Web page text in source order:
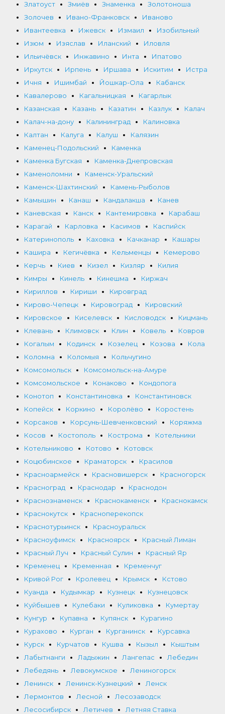
Златоуст Змиёв Знаменка
Золотоноша
Золочев
Ивано-Франковск
Иваново
Ивантеевка
Ижевск Измаил
Изобильный
Изюм
Изяслав Иланский
Иловля
Ильичёвск
Инжавино Инта
Ипатово
Иркутск
Ирпень Иршава Искитим
Истра
Ичня
Ишимбай Йошкар-Ола
Кабанск
Кавалерово
Кагальницкая
Кагарлык
Казанская
Казань Казатин Казлук
Калач
Калач-на-дону
Калининград
Калиновка
Калтан
Калуга Калуш
Калязин
Каменец-Подольский
Каменка
Каменка Бугская
Каменка-Днепровская
Каменоломни
Каменск-Уральский
Каменск-Шахтинский
Камень-Рыболов
Камышин
Канаш Кандалакша
Канев
Каневская
Канск Кантемировка
Карабаш
Карагай
Карловка Касимов
Каспийск
Катеринополь
Каховка Качканар
Кашары
Кашира
Кегичёвка Кельменцы
Кемерово
Керчь
Киев Кизел Кизляр
Килия
Кимры
Кинель Кинешма
Киржач
Кириллов
Кириши
Кировград
Кирово-Чепецк
Кировоград
Кировский
Кировское
Киселевск Кисловодск
Кицмань
Клевань
Климовск Клин Ковель
Ковров
Когалым
Кодинск Козелец Козова
Кола
Коломна
Коломыя
Кольчугино
Комсомольск
Комсомольск-на-Амуре
Комсомольское
Конаково
Кондопога
Конотоп
Константиновка
Константиновск
Копейск
Коркино Королёво
Коростень
Корсаков
Корсунь-Шевченковский
Коряжма
Косов
Костополь Кострома
Котельники
Котельниково
Котово
Котовск
Коцюбинское
Краматорск
Красилов
Красноармейск
Красновишерск
Красногорск
Красноград
Краснодар
Краснодон
Краснознаменск
Краснокаменск
Краснокамск
Краснокутск
Красноперекопск
Краснотурьинск
Красноуральск
Красноуфимск
Красноярск
Красный Лиман
Красный Луч
Красный Сулин
Красный Яр
Кременец
Кременная
Кременчуг
Кривой Рог
Кролевец Крымск
Кстово
Куанда
Кудымкар Кузнецк
Кузнецовск
Куйбышев
Кулебаки Куликовка
Кумертау
Кунгур
Купавна Купянск
Курагино
Курахово
Курган Курганинск
Курсавка
Курск
Курчатов Кушва Кызыл
Кыштым
Лабытнанги
Ладыжин Лангепас
Лебедин
Лебедянь
Левокумское
Лениногорск
Ленинск
Ленинск-Кузнецкий
Ленск
Лермонтов
Лесной
Лесозаводск
Лесосибирск
Летичев
Летняя Ставка